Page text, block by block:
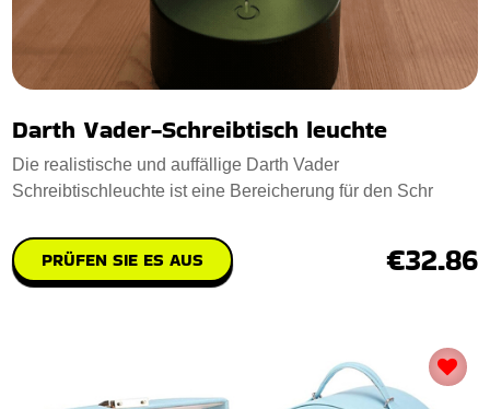
Darth Vader-Schreibtisch leuchte
Die realistische und auffällige Darth Vader
Schreibtischleuchte ist eine Bereicherung für den Schr
PRÜFEN SIE ES AUS €32.86